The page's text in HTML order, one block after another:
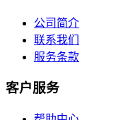
公司简介
联系我们
服务条款
客户服务